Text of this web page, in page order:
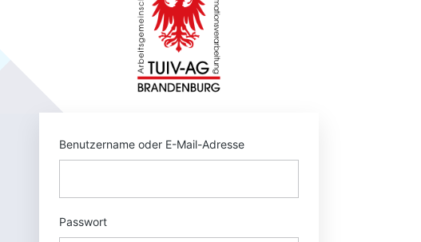
Benutzername oder E-Mail-Adresse
Passwort